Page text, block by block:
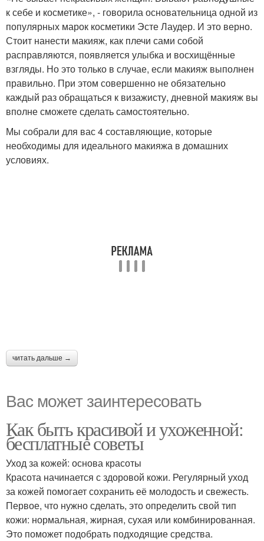
к себе и косметике», - говорила основательница одной из
популярных марок косметики Эсте Лаудер. И это верно.
Стоит нанести макияж, как плечи сами собой
расправляются, появляется улыбка и восхищённые
взгляды. Но это только в случае, если макияж выполнен
правильно. При этом совершенно не обязательно
каждый раз обращаться к визажисту, дневной макияж вы
вполне сможете сделать самостоятельно.
Мы собрали для вас 4 составляющие, которые
необходимы для идеального макияжа в домашних
условиях.
читать дальше →
Вас может заинтересовать
Как быть красивой и ухоженной:
бесплатные советы
Уход за кожей: основа красоты
Красота начинается с здоровой кожи. Регулярный уход
за кожей помогает сохранить её молодость и свежесть.
Первое, что нужно сделать, это определить свой тип
кожи: нормальная, жирная, сухая или комбинированная.
Это поможет подобрать подходящие средства.